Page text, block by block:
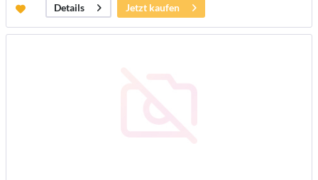
Details
Jetzt kaufen